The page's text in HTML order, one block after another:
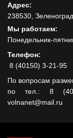
Адрес:
238530,
Мы работаем:
Понедельник-
Телефон:
8 (40150) 3-21-95
По вопросам
по тел.: 8
volnanet@mail.ru